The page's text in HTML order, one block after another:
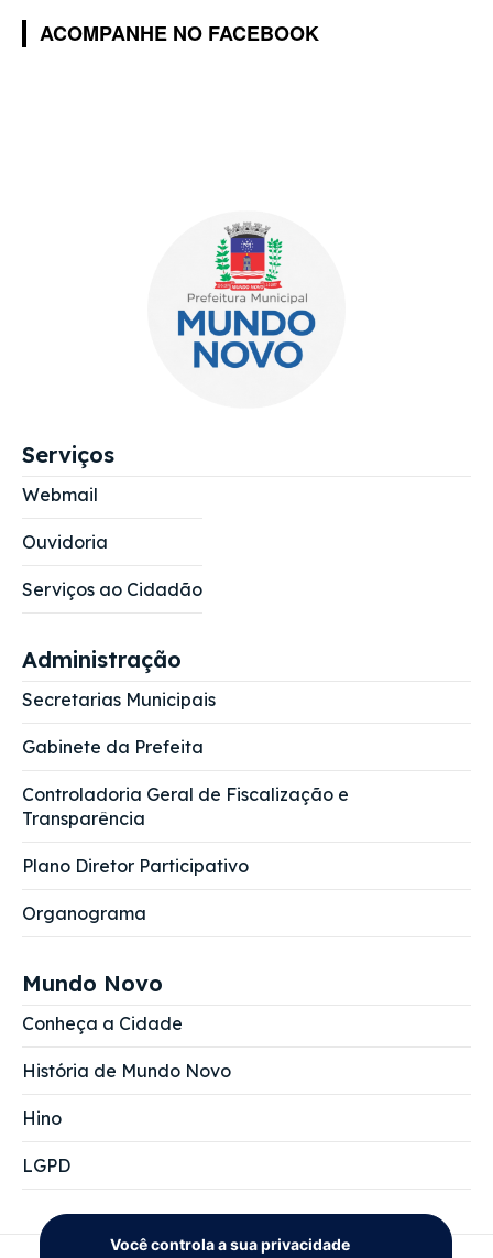
ACOMPANHE NO FACEBOOK
Serviços
Webmail
Ouvidoria
Serviços ao Cidadão
Administração
Secretarias Municipais
Gabinete da Prefeita
Controladoria Geral de Fiscalização e
Transparência
Plano Diretor Participativo
Organograma
Mundo Novo
Conheça a Cidade
História de Mundo Novo
Hino
LGPD
Você controla a sua privacidade